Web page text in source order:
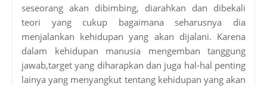
seseorang akan dibimbing, diarahkan dan dibekali
teori yang cukup bagaimana seharusnya dia
menjalankan kehidupan yang akan dijalani. Karena
dalam kehidupan manusia mengemban tanggung
jawab,target yang diharapkan dan juga hal-hal penting
lainya yang menyangkut tentang kehidupan yang akan